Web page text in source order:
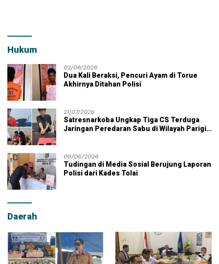
Hukum
02/08/2026
Dua Kali Beraksi, Pencuri Ayam di Torue
Akhirnya Ditahan Polisi
21/07/2026
Satresnarkoba Ungkap Tiga CS Terduga
Jaringan Peredaran Sabu di Wilayah Parigi
09/06/2026
Tudingan di Media Sosial Berujung Laporan
Polisi dari Kades Tolai
Daerah